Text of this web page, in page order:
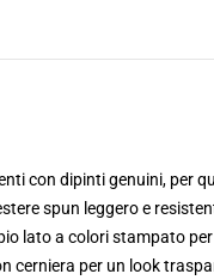
con dipinti genuini, per
spun leggero e
lato a colori stampato
cerniera per un look